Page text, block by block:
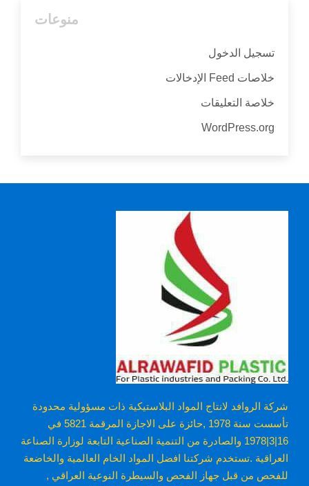
منوعات
تسجيل الدخول
خلاصات Feed الإدخالات
خلاصة التعليقات
WordPress.org
شركة الروافد لانتاج المواد البلاستيكية ذات مسؤولية محدودة
تأسست سنة 1978 ,حائزة على الاجازة المرقمة 5821 في
16|3|1978 والصادرة من التنمية الصناعية التابعة لوزارة الصناعة
العراقية .تستخدم شركتنا افضل المواد الخام العالمية والخاضعة
للفحص من قبل جهاز الفحص والسيطرة النوعية العراقي ,